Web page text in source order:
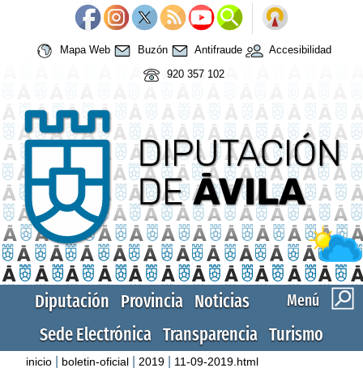
Mapa Web Buzón Antifraude
Accesibilidad
920 357 102
Menú
Diputación Provincia Noticias
Sede Electrónica Transparencia Turismo
inicio boletin-oficial 2019 11-09-2019.html